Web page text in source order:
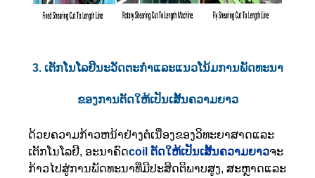
3. ເຕັກໂນໂລຢີນະວັດຕະກໍາແລະແນວໂນ້ມການພັດທະນາ
ຂອງການຕັດໃຫ້ເປັນເສັ້ນຄວາມຍາວ
ດ້ວຍຄວາມກ້າວຫນ້າຢ່າງຕໍ່ເນື່ອງຂອງວິທະຍາສາດແລະ
ເຕັກໂນໂລຢີ, ອະນາຄົດcoil ຕັດໃຫ້ເປັນເສັ້ນຄວາມຍາວຈະ
ກ້າວໄປສູ່ການພັດທະນາທີ່ມີປະສິດຕິພາບສູງ, ສະຫຼາດແລະ